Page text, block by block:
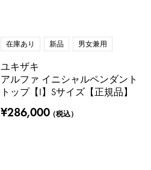
在庫あり 新品 男女兼用
ユキザキ
アルファ イニシャルペンダント
トップ【I】Sサイズ【正規品】
¥286,000（税込）